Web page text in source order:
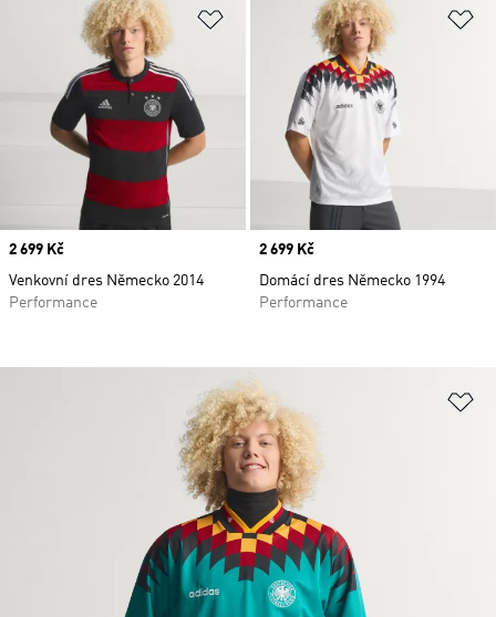
Přidat do seznamu přání
Price
2 699 Kč
Venkovní dres Německo 2014
Performance
Price
2 699 Kč
Domácí dres Německo 1994
Performance